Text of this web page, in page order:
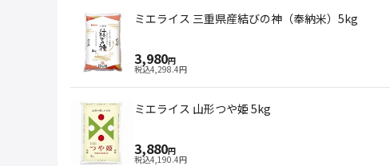
ミエライス 三重県産結びの神（奉納米）5kg
3,980円
税込4,298.4円
ミエライス 山形つや姫 5kg
3,880円
税込4,190.4円